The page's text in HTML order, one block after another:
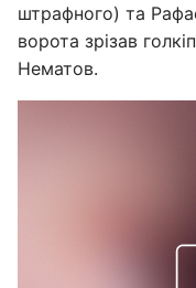
штрафного) та
ворота зрізав
Нематов.